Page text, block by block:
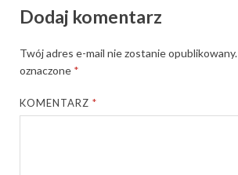
Dodaj komentarz
Twój adres e-mail nie zostanie opublikowany.
oznaczone *
KOMENTARZ*